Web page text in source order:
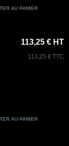
113,25 € HT
113,25 € TTC